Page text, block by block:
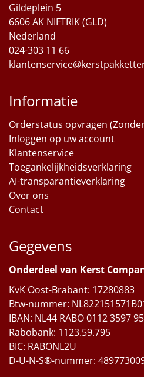
Gildeplein 5
6606 AK NIFTRIK (GLD)
Nederland
024-303 11 66
Informatie
Orderstatus opvragen
Inloggen op uw account
Klantenservice
Toegankelijkheidsverklaring
AI-transparantieverklaring
Over ons
Contact
Gegevens
Onderdeel van Kerst
KvK Oost-Brabant: 17280883
Btw-nummer:
IBAN: NL44 RABO 0112 3597 95
Rabobank: 1123.59.795
BIC: RABONL2U
D-U-N-S®-nummer: